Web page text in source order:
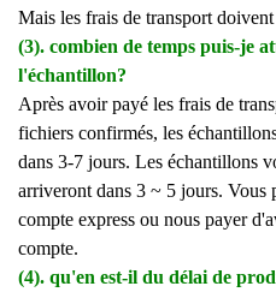
Mais les frais de transport doivent
(3). combien de temps puis-je
l'échantillon?
Après avoir payé les frais de
fichiers confirmés, les
dans 3-7 jours. Les échantillons
arriveront dans 3 ~ 5 jours. Vous
compte express ou nous payer
compte.
(4). qu'en est-il du délai de